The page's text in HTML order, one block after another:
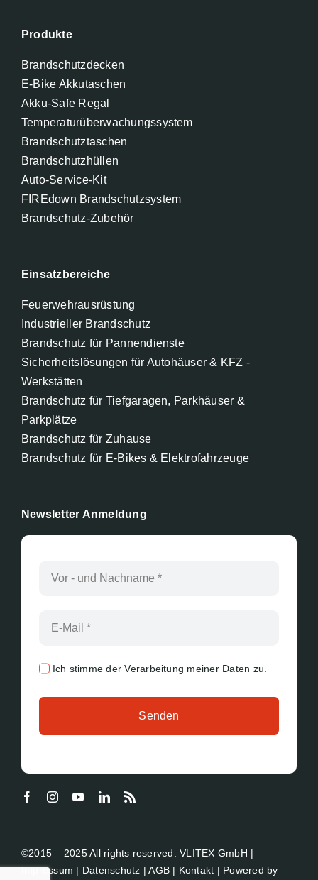
Produkte
Brandschutzdecken
E-Bike Akkutaschen
Akku-Safe Regal
Temperaturüberwachungssystem
Brandschutztaschen
Brandschutzhüllen
Auto-Service-Kit
FIREdown Brandschutzsystem
Brandschutz-Zubehör
Einsatzbereiche
Feuerwehrausrüstung
Industrieller Brandschutz
Brandschutz für Pannendienste
Sicherheitslösungen für Autohäuser & KFZ -
Werkstätten
Brandschutz für Tiefgaragen, Parkhäuser &
Parkplätze
Brandschutz für Zuhause
Brandschutz für E-Bikes & Elektrofahrzeuge
Newsletter Anmeldung
Ich stimme der Verarbeitung meiner Daten zu.
Senden
©2015 – 2025 All rights reserved. VLITEX GmbH |
Impressum | Datenschutz |AGB | Kontakt | Powered by